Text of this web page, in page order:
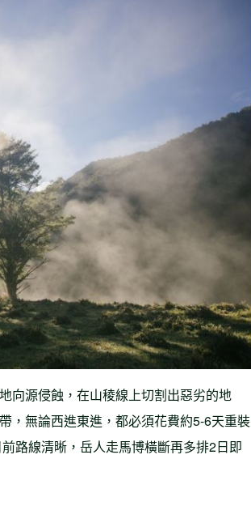
向源侵蝕，在山稜線上切割出惡劣的地
，無論西進東進，都必須花費約5-6天重裝
路線清晰，岳人走馬博橫斷再多排2日即